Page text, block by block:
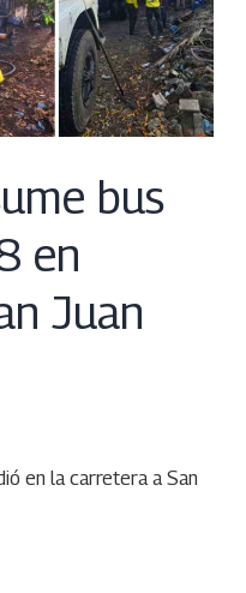
bus
en
Juan
en la carretera a San